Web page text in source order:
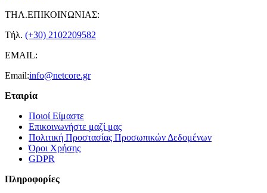
ΤΗΛ.ΕΠΙΚΟΙΝΩΝΙΑΣ:
Τήλ. (+30) 2102209582
EMAIL:
Email:info@netcore.gr
Εταιρία
Ποιοί Είμαστε
Επικοινωνήστε μαζί μας
Πολιτική Προστασίας Προσωπικών Δεδομένων
Όροι Χρήσης
GDPR
Πληροφορίες